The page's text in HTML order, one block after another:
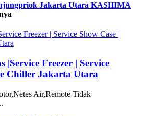
Jakarta Utara KASHIMA
|Service Freezer | Service
Chiller Jakarta Utara
Air,Remote Tidak